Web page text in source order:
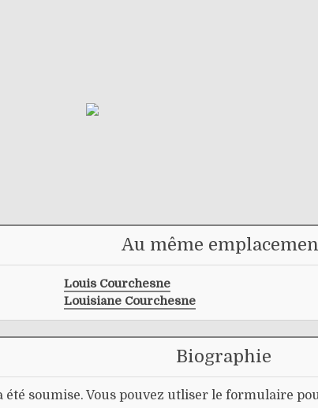
Au même
Louis Courchesne
Louisiane Courchesne
Biographie
soumise. Vous pouvez utliser le formulaire